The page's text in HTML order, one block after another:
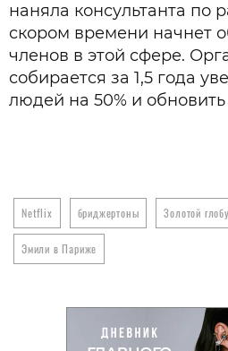
наняла консультанта по
скором времени начнет
членов в этой сфере.
собирается за 1,5 года
людей на 50% и
Netflix бриджертоны Золотой
Эмили в Париже